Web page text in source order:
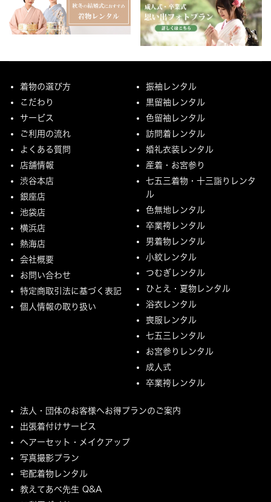
着物の選び方
こだわり
サービス
ご利用の流れ
よくある質問
店舗情報
渋谷本店
銀座店
池袋店
横浜店
熱海店
会社概要
お問い合わせ
特定商取引法に基づく表記
個人情報の取り扱い
振袖レンタル
黒留袖レンタル
色留袖レンタル
訪問着レンタル
婚礼衣装レンタル
産着・お宮参り
七五三着物・十三詣りレンタ
ル
色無地レンタル
卒業袴レンタル
男着物レンタル
小紋レンタル
つむぎレンタル
ひとえ・夏物レンタル
浴衣レンタル
喪服レンタル
七五三レンタル
お宮参りレンタル
成人式
卒業袴レンタル
法人・団体のお客様へお得プランのご案内
出張着付けサービス
ヘアーセット・メイクアップ
写真撮影プラン
宅配着物レンタル
教えてあべ先生 Q&A